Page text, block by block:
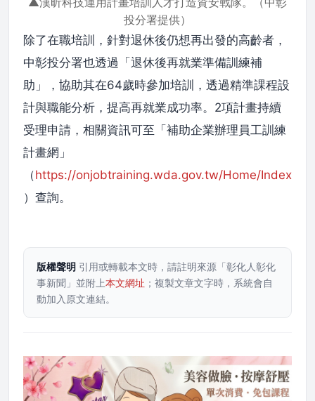
投分署提供）
除了在職培訓，針對退休後仍想再出發的高齡者，
中彰投分署也透過「退休後再就業準備訓練補
助」，協助其在64歲時參加培訓，透過精準課程設
計與職能分析，提高再就業成功率。2項計畫持續
受理申請，相關資訊可至「補助企業辦理員工訓練
計畫網」
（https://onjobtraining.wda.gov.tw/Home/Index
）查詢。
版權聲明 引用或轉載本文時，請註明來源「彰化人彰化
事新聞」並附上本文網址 ；複製文章文字時，系統會自
動加入原文連結。